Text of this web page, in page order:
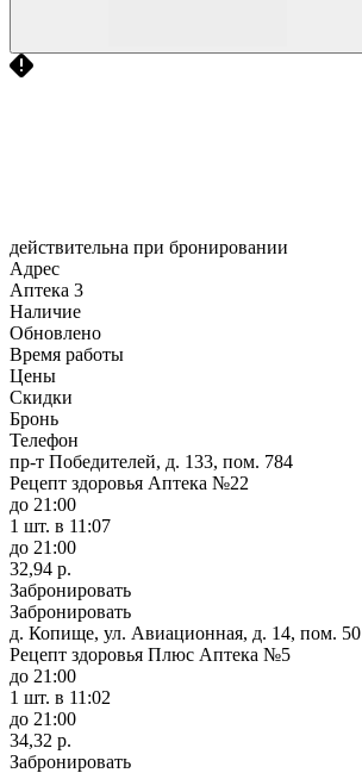
действительна при бронировании
Адрес
Аптека 3
Наличие
Обновлено
Время работы
Цены
Скидки
Бронь
Телефон
пр-т Победителей, д. 133, пом. 784
Рецепт здоровья Аптека №22
до 21:00
1 шт. в 11:07
до 21:00
32,94 р.
Забронировать
Забронировать
д. Копище, ул. Авиационная, д. 14, пом. 50
Рецепт здоровья Плюс Аптека №5
до 21:00
1 шт. в 11:02
до 21:00
34,32 р.
Забронировать